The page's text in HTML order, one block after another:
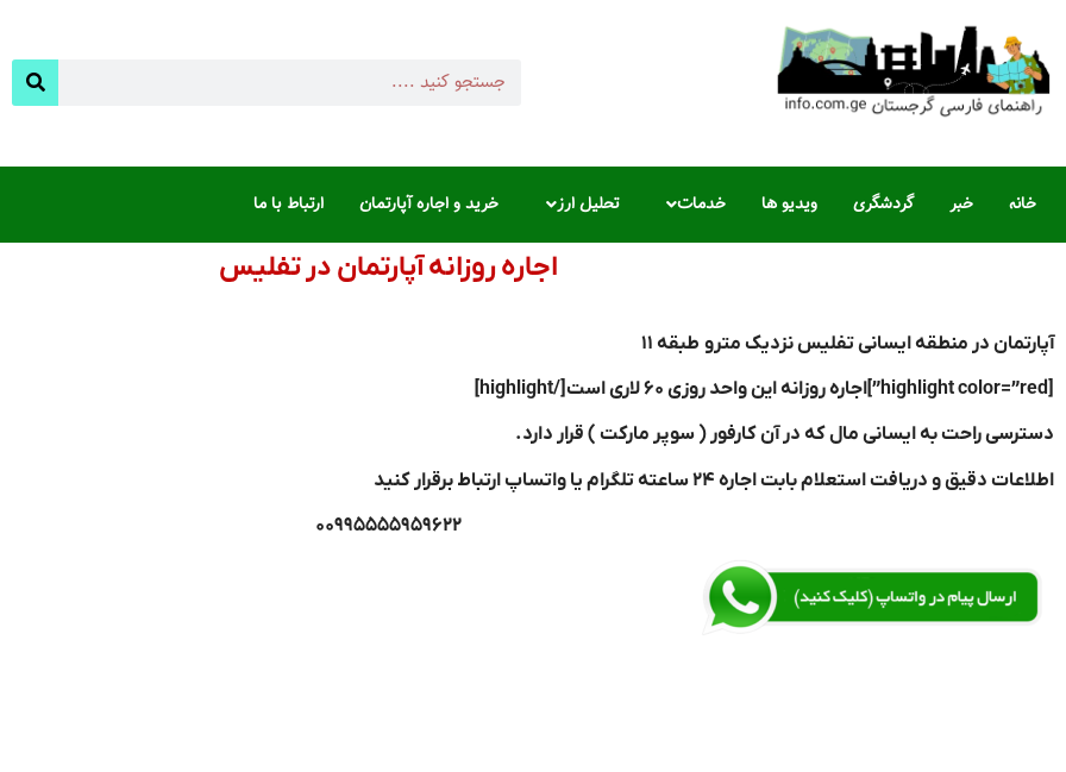
خانه خبر گردشگری ویدیو ها خدمات تحلیل ارز خرید و اجاره آپارتمان ارتباط با ما
اجاره روزانه آپارتمان در تفلیس
آپارتمان در منطقه ایسانی تفلیس نزدیک مترو طبقه ۱۱
[highlight color=”red”]اجاره روزانه این واحد روزی ۶۰ لاری است[/highlight]
دسترسی راحت به ایسانی مال که در آن کارفور ( سوپر مارکت ) قرار دارد.
اطلاعات دقیق و دریافت استعلام بابت اجاره ۲۴ ساعته تلگرام یا واتساپ ارتباط برقرار کنید
۰۰۹۹۵۵۵۵۹۵۹۶۲۲